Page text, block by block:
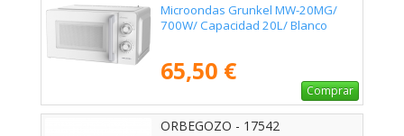
Microondas Grunkel MW-20MG/
700W/ Capacidad 20L/ Blanco
65,50 €
Comprar
ORBEGOZO - 17542